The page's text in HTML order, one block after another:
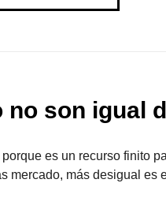
no son igual
es un recurso finito
mercado, más desigual es